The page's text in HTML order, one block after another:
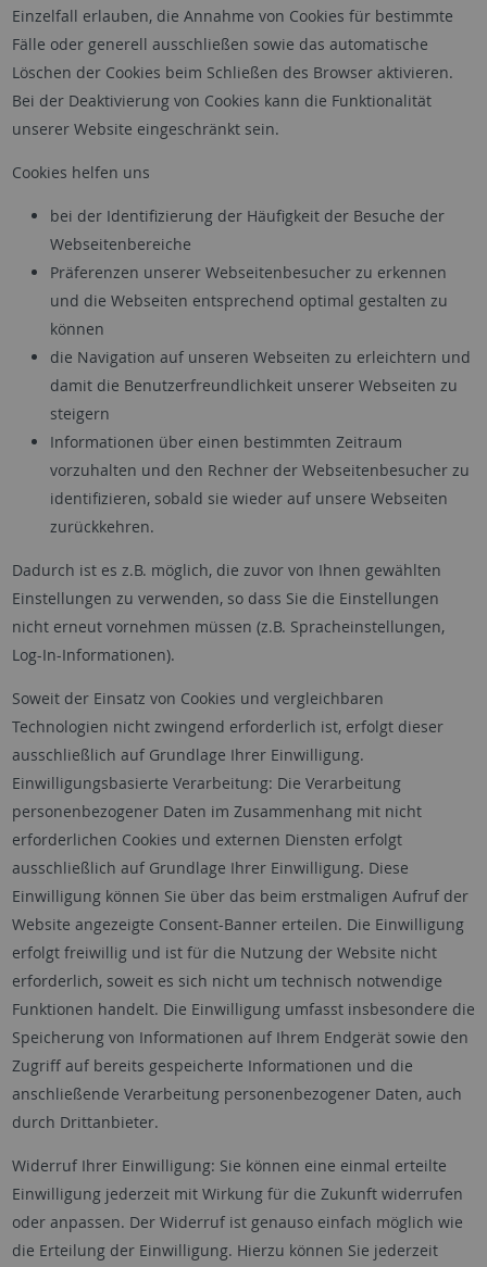
Einzelfall erlauben, die Annahme von Cookies für bestimmte
Fälle oder generell ausschließen sowie das automatische
Löschen der Cookies beim Schließen des Browser aktivieren.
Bei der Deaktivierung von Cookies kann die Funktionalität
unserer Website eingeschränkt sein.
Cookies helfen uns
bei der Identifizierung der Häufigkeit der Besuche der
Webseitenbereiche
Präferenzen unserer Webseitenbesucher zu erkennen
und die Webseiten entsprechend optimal gestalten zu
können
die Navigation auf unseren Webseiten zu erleichtern und
damit die Benutzerfreundlichkeit unserer Webseiten zu
steigern
Informationen über einen bestimmten Zeitraum
vorzuhalten und den Rechner der Webseitenbesucher zu
identifizieren, sobald sie wieder auf unsere Webseiten
zurückkehren.
Dadurch ist es z.B. möglich, die zuvor von Ihnen gewählten
Einstellungen zu verwenden, so dass Sie die Einstellungen
nicht erneut vornehmen müssen (z.B. Spracheinstellungen,
Log-In-Informationen).
Soweit der Einsatz von Cookies und vergleichbaren
Technologien nicht zwingend erforderlich ist, erfolgt dieser
ausschließlich auf Grundlage Ihrer Einwilligung.
Einwilligungsbasierte Verarbeitung: Die Verarbeitung
personenbezogener Daten im Zusammenhang mit nicht
erforderlichen Cookies und externen Diensten erfolgt
ausschließlich auf Grundlage Ihrer Einwilligung. Diese
Einwilligung können Sie über das beim erstmaligen Aufruf der
Website angezeigte Consent-Banner erteilen. Die Einwilligung
erfolgt freiwillig und ist für die Nutzung der Website nicht
erforderlich, soweit es sich nicht um technisch notwendige
Funktionen handelt. Die Einwilligung umfasst insbesondere die
Speicherung von Informationen auf Ihrem Endgerät sowie den
Zugriff auf bereits gespeicherte Informationen und die
anschließende Verarbeitung personenbezogener Daten, auch
durch Drittanbieter.
Widerruf Ihrer Einwilligung: Sie können eine einmal erteilte
Einwilligung jederzeit mit Wirkung für die Zukunft widerrufen
oder anpassen. Der Widerruf ist genauso einfach möglich wie
die Erteilung der Einwilligung. Hierzu können Sie jederzeit